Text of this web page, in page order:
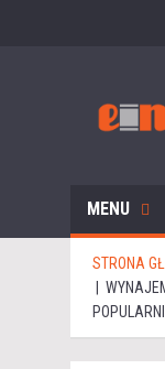
MENU
STRONA